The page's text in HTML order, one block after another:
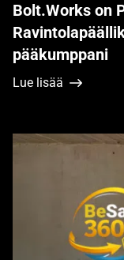
Bolt.Works on
pääkumppani
Lue lisää